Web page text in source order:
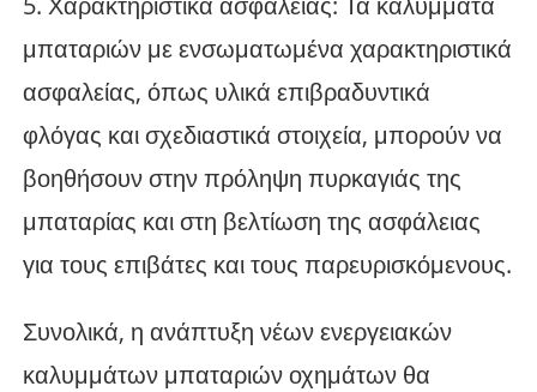
μπαταριών με ενσωματωμένα χαρακτηριστικά
ασφαλείας, όπως υλικά επιβραδυντικά
φλόγας και σχεδιαστικά στοιχεία, μπορούν να
βοηθήσουν στην πρόληψη πυρκαγιάς της
μπαταρίας και στη βελτίωση της ασφάλειας
για τους επιβάτες και τους παρευρισκόμενους.
Συνολικά, η ανάπτυξη νέων ενεργειακών
καλυμμάτων μπαταριών οχημάτων θα